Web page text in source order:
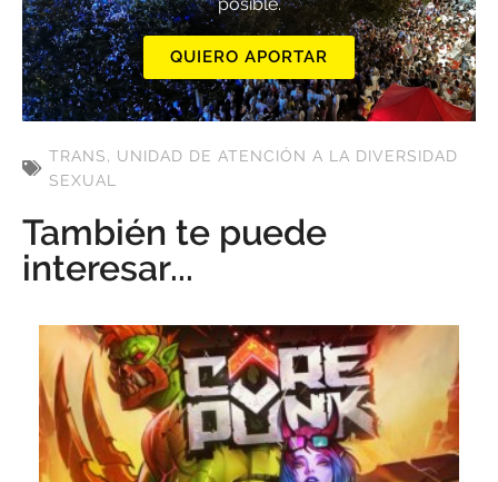
posible.
QUIERO APORTAR
TRANS, UNIDAD DE ATENCIÓN A LA DIVERSIDAD
SEXUAL
También te puede
interesar...